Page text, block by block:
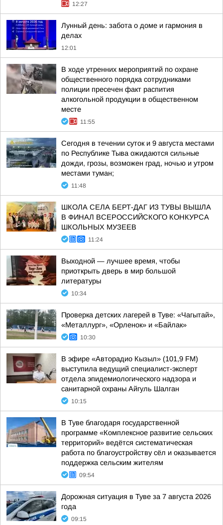
12:27
Лунный день: забота о доме и гармония в
делах
12:01
В ходе утренних мероприятий по охране
общественного порядка сотрудниками
полиции пресечен факт распития
алкогольной продукции в общественном
месте
11:55
Сегодня в течении суток и 9 августа местами
по Республике Тыва ожидаются сильные
дожди, грозы, возможен град, ночью и утром
местами туман;
11:48
ШКОЛА СЕЛА БЕРТ-ДАГ ИЗ ТУВЫ ВЫШЛА
В ФИНАЛ ВСЕРОССИЙСКОГО КОНКУРСА
ШКОЛЬНЫХ МУЗЕЕВ
11:24
Выходной — лучшее время, чтобы
приоткрыть дверь в мир большой
литературы
10:34
Проверка детских лагерей в Туве: «Чагытай»,
«Металлург», «Орленок» и «Байлак»
10:30
В эфире «Авторадио Кызыл» (101,9 FM)
выступила ведущий специалист-эксперт
отдела эпидемиологического надзора и
санитарной охраны Айгуль Шалган
10:15
В Туве благодаря государственной
программе «Комплексное развитие сельских
территорий» ведётся систематическая
работа по благоустройству сёл и оказывается
поддержка сельским жителям
09:54
Дорожная ситуация в Туве за 7 августа 2026
года
09:15